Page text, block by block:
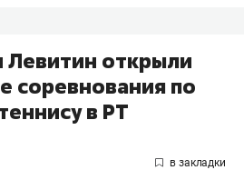
открыли
соревнования по
в РТ